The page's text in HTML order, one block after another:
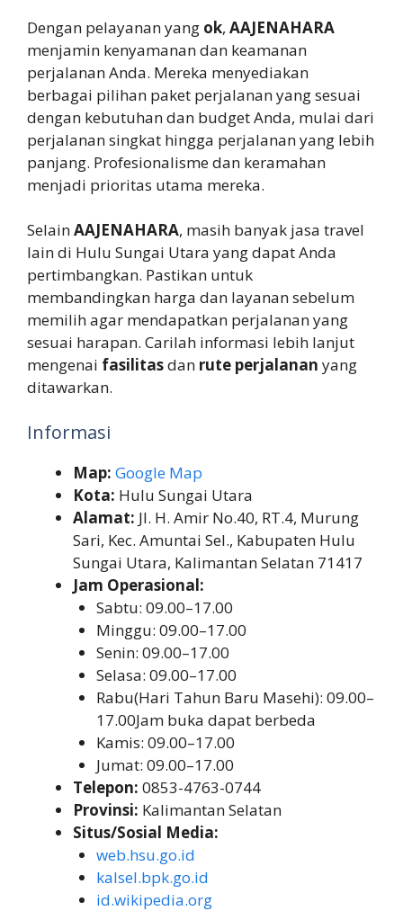
Dengan pelayanan yang ok, AAJENAHARA
menjamin kenyamanan dan keamanan
perjalanan Anda. Mereka menyediakan
berbagai pilihan paket perjalanan yang sesuai
dengan kebutuhan dan budget Anda, mulai dari
perjalanan singkat hingga perjalanan yang lebih
panjang. Profesionalisme dan keramahan
menjadi prioritas utama mereka.
SelainAAJENAHARA, masih banyak jasa travel
lain di Hulu Sungai Utara yang dapat Anda
pertimbangkan. Pastikan untuk
membandingkan harga dan layanan sebelum
memilih agar mendapatkan perjalanan yang
sesuai harapan. Carilah informasi lebih lanjut
mengenai fasilitasdan rute perjalanan yang
ditawarkan.
Informasi
Map: Google Map
Kota: Hulu Sungai Utara
Alamat: Jl. H. Amir No.40, RT.4, Murung
Sari, Kec. Amuntai Sel., Kabupaten Hulu
Sungai Utara, Kalimantan Selatan 71417
Jam Operasional:
Sabtu: 09.00–17.00
Minggu: 09.00–17.00
Senin: 09.00–17.00
Selasa: 09.00–17.00
Rabu(Hari Tahun Baru Masehi): 09.00–
17.00Jam buka dapat berbeda
Kamis: 09.00–17.00
Jumat: 09.00–17.00
Telepon: 0853-4763-0744
Provinsi: Kalimantan Selatan
Situs/Sosial Media:
web.hsu.go.id
kalsel.bpk.go.id
id.wikipedia.org